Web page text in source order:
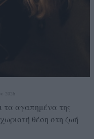
2026
τα αγαπημένα της
θέση στη ζωή